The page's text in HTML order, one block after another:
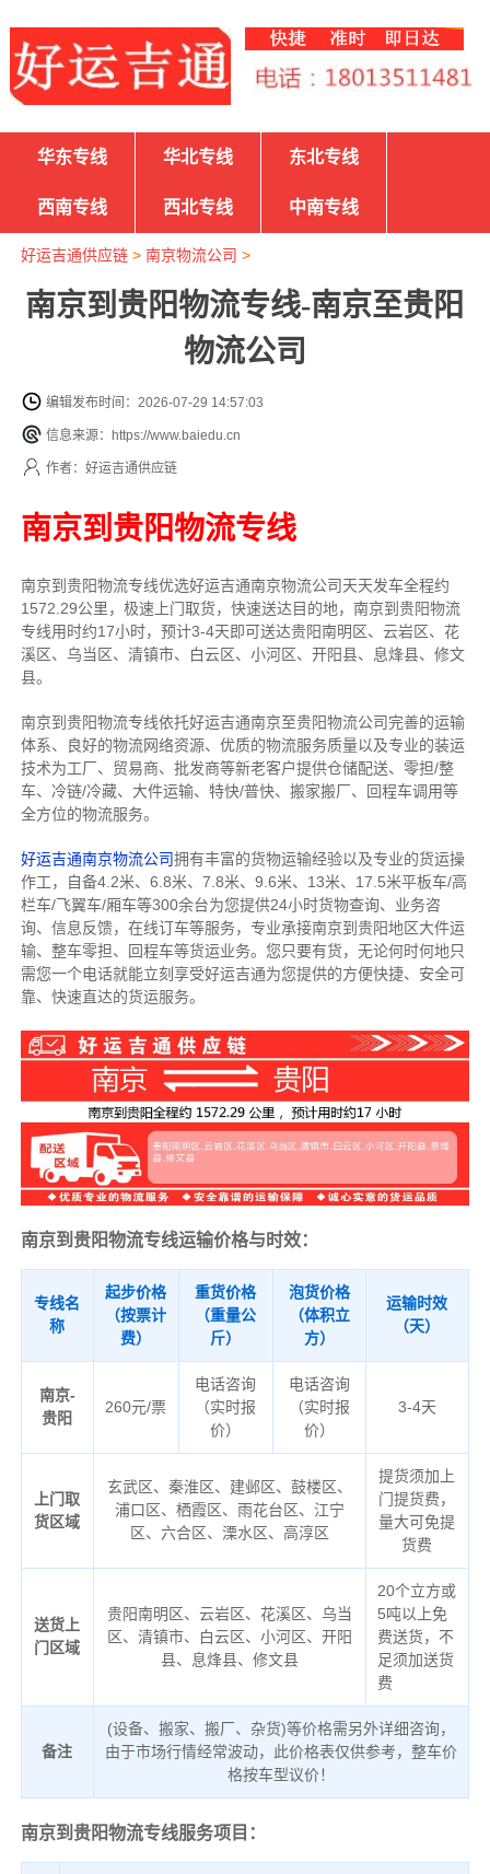
华东专线 华北专线 东北专线
西南专线 西北专线 中南专线
好运吉通供应链> 南京物流公司 >
南京到贵阳物流专线-南京至贵阳
物流公司
编辑发布时间：2026-07-29 14:57:03
信息来源：https://www.baiedu.cn
作者：好运吉通供应链
南京到贵阳物流专线
南京到贵阳物流专线优选好运吉通南京物流公司天天发车全程约
1572.29公里， 极速上门取货，快速送达目的地，南京到贵阳物流
专线用时约17小时，预计3-4天即可送达贵阳南明区、云岩区、花
溪区、乌当区、清镇市、白云区、小河区、开阳县、息烽县、修文
县。
南京到贵阳物流专线依托好运吉通南京至贵阳物流公司完善的运输
体系、良好的物流网络资源、优质的物流服务质量以及专业的装运
技术为工厂、贸易商、批发商等新老客户提供仓储配送、零担/整
车、冷链/冷藏、大件运输、特快/普快、搬家搬厂、回程车调用等
全方位的物流服务。
好运吉通南京物流公司拥有丰富的货物运输经验以及专业的货运操
作工，自备4.2米、6.8米、7.8米、9.6米、13米、17.5米平板车/高
栏车/飞翼车/厢车等300余台为您提供24小时货物查询、业务咨
询、信息反馈，在线订车等服务， 专业承接南京到贵阳地区大件运
输、整车零担、回程车等货运业务。 您只要有货，无论何时何地只
需您一个电话就能立刻享受好运吉通为您提供的方便快捷、安全可
靠、快速直达的货运服务。
南京到贵阳物流专线运输价格与时效：
专线名
称
起步价格
（按票计
费）
重货价格
（重量公
斤）
泡货价格
（体积立
方）
运输时效
（天）
南京-
贵阳
260元/票
电话咨询
（实时报
价）
电话咨询
（实时报
价）
3-4天
上门取
货区域
玄武区、秦淮区、建邺区、鼓楼区、
浦口区、栖霞区、雨花台区、江宁
区、六合区、溧水区、高淳区
提货须加上
门提货费，
量大可免提
货费
送货上
门区域
贵阳南明区、云岩区、花溪区、乌当
区、清镇市、白云区、小河区、开阳
县、息烽县、修文县
20个立方或
5吨以上免
费送货，不
足须加送货
费
备注
(设备、搬家、搬厂、杂货)等价格需另外详细咨询，
由于市场行情经常波动，此价格表仅供参考，整车价
格按车型议价！
南京到贵阳物流专线服务项目：